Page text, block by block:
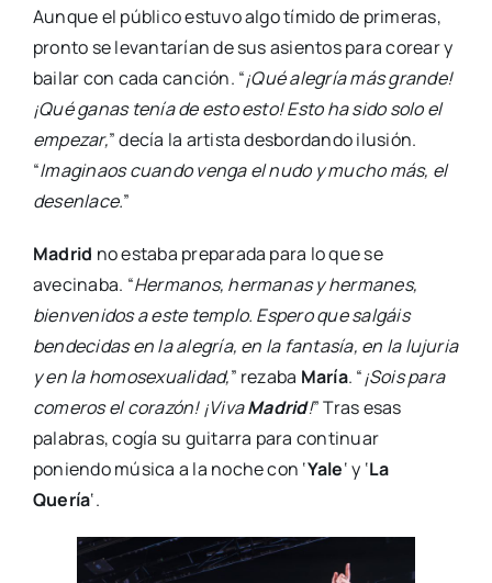
Aunque el público estuvo algo tímido de primeras,
pronto se levantarían de sus asientos para corear y
bailar con cada canción. “¡Qué alegría más grande!
¡Qué ganas tenía de esto esto! Esto ha sido solo el
empezar,” decía la artista desbordando ilusión.
“Imaginaos cuando venga el nudo y mucho más, el
desenlace.”
Madrid no estaba preparada para lo que se
avecinaba. “Hermanos, hermanas y hermanes,
bienvenidos a este templo. Espero que salgáis
bendecidas en la alegría, en la fantasía, en la lujuria
y en la homosexualidad,” rezaba María. “¡Sois para
comeros el corazón! ¡VivaMadrid!” Tras esas
palabras, cogía su guitarra para continuar
poniendo música a la noche con ‘Yale‘ y ‘La
Quería‘.